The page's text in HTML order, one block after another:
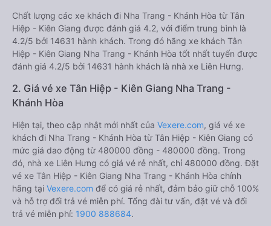
Chất lượng các xe khách đi Nha Trang - Khánh Hòa từ Tân
Hiệp - Kiên Giang được đánh giá 4.2, với điểm trung bình là
4.2/5 bởi 14631 hành khách. Trong đó hãng xe khách Tân
Hiệp - Kiên Giang Nha Trang - Khánh Hòa tốt nhất tuyến được
đánh giá 4.2/5 bởi 14631 hành khách là nhà xe Liên Hưng.
2. Giá vé xe Tân Hiệp - Kiên Giang Nha Trang -
Khánh Hòa
Hiện tại, theo cập nhật mới nhất của Vexere.com, giá vé xe
khách đi Nha Trang - Khánh Hòa từ Tân Hiệp - Kiên Giang có
mức giá dao động từ 480000 đồng - 480000 đồng. Trong
đó, nhà xe Liên Hưng có giá vé rẻ nhất, chỉ 480000 đồng. Đặt
vé xe Tân Hiệp - Kiên Giang Nha Trang - Khánh Hòa chính
hãng tại Vexere.com để có giá rẻ nhất, đảm bảo giữ chỗ 100%
và hỗ trợ đổi trả vé miễn phí. Tổng đài tư vấn, đặt vé và đổi
trả vé miễn phí: 1900 888684.